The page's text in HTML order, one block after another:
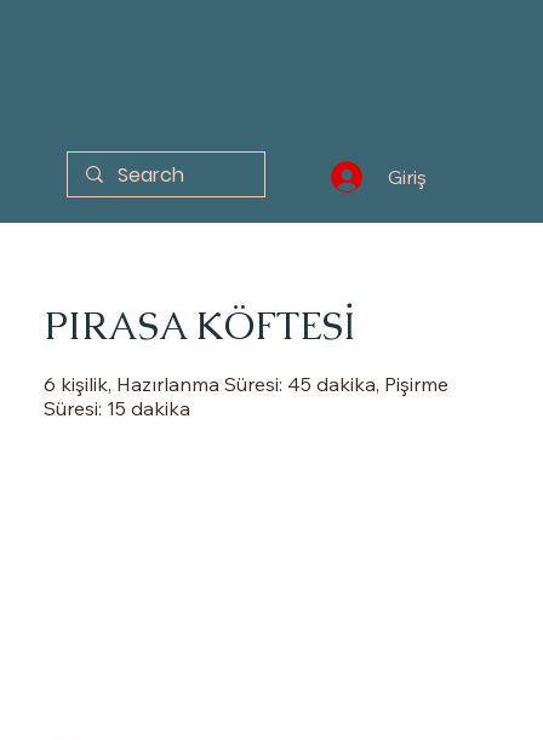
Giriş
PIRASA KÖFTESİ
6 kişilik, Hazırlanma Süresi: 45 dakika, Pişirme
Süresi: 15 dakika